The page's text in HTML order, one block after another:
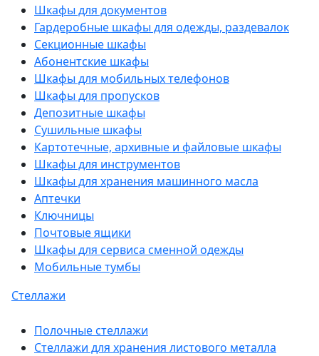
Шкафы для документов
Гардеробные шкафы для одежды, раздевалок
Секционные шкафы
Абонентские шкафы
Шкафы для мобильных телефонов
Шкафы для пропусков
Депозитные шкафы
Сушильные шкафы
Картотечные, архивные и файловые шкафы
Шкафы для инструментов
Шкафы для хранения машинного масла
Аптечки
Ключницы
Почтовые ящики
Шкафы для сервиса сменной одежды
Мобильные тумбы
Стеллажи
Полочные стеллажи
Стеллажи для хранения листового металла